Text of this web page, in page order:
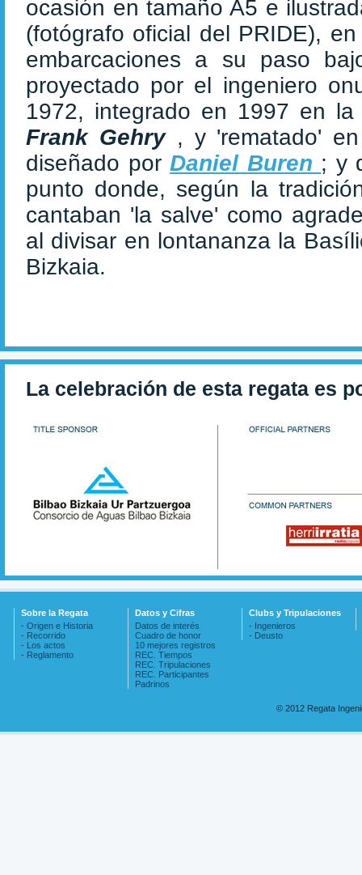
ocasión en tamaño A5 e
(fotógrafo oficial del PRIDE),
embarcaciones a su paso
proyectado por el ingeniero
1972, integrado en 1997 en
Frank Gehry , y 'rematado'
diseñado porDaniel Buren ; y
punto donde, según la
cantaban 'la salve' como
al divisar en lontananza la
Bizkaia.
La celebración de esta regata es
Sobre la Regata
- Origen e Historia
- Recorrido
- Los actos
- Reglamento
Datos y Cifras
Datos de interés
Cuadro de honor
10 mejores registros
REC. Tiempos
REC. Tripulaciones
REC. Participantes
Padrinos
Clubs y Tripulaciones
- Ingenieros
- Deusto
© 2012 Regata